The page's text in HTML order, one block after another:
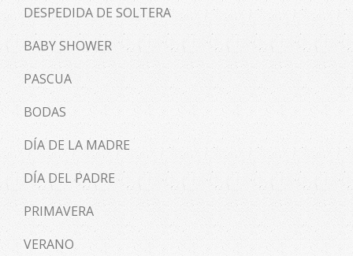
DESPEDIDA DE SOLTERA
BABY SHOWER
PASCUA
BODAS
DÍA DE LA MADRE
DÍA DEL PADRE
PRIMAVERA
VERANO